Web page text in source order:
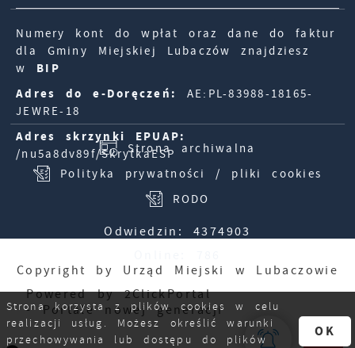
Numery kont do wpłat oraz dane do faktur
dla Gminy Miejskiej Lubaczów znajdziesz
w BIP
Adres do e-Doręczeń:
AE:PL-83988-18165-
JEWRE-18
Adres skrzynki EPUAP:
/nu5a8dv89f/SkrytkaESPStrona archiwalna
Polityka prywatności / pliki cookies
RODO
Odwiedzin: 4374903
Copyright by Urząd Miejski w Lubaczowie
Powered by2ClickPortal
- Portale nowej generacji
Strona korzysta z plików cookies w celu
realizacji usług. Możesz określić warunki
przechowywania lub dostępu do plików
OK